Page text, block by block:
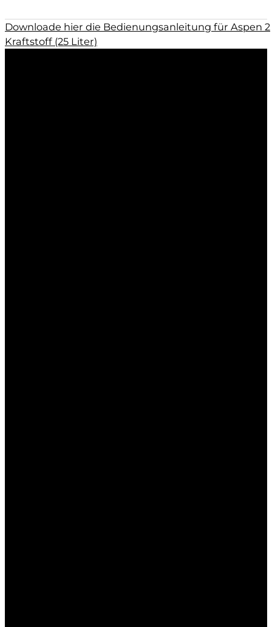
Downloade hier die Bedienungsanleitung für Aspen 2
Kraftstoff (25 Liter)